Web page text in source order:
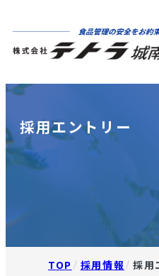
採用エントリー
TOP 採用情報 採用